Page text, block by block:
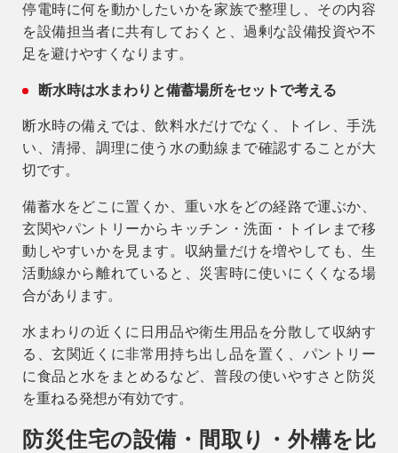
停電時に何を動かしたいかを家族で整理し、その内容
を設備担当者に共有しておくと、過剰な設備投資や不
足を避けやすくなります。
断水時は水まわりと備蓄場所をセットで考える
断水時の備えでは、飲料水だけでなく、トイレ、手洗
い、清掃、調理に使う水の動線まで確認することが大
切です。
備蓄水をどこに置くか、重い水をどの経路で運ぶか、
玄関やパントリーからキッチン・洗面・トイレまで移
動しやすいかを見ます。収納量だけを増やしても、生
活動線から離れていると、災害時に使いにくくなる場
合があります。
水まわりの近くに日用品や衛生用品を分散して収納す
る、玄関近くに非常用持ち出し品を置く、パントリー
に食品と水をまとめるなど、普段の使いやすさと防災
を重ねる発想が有効です。
防災住宅の設備・間取り・外構を比